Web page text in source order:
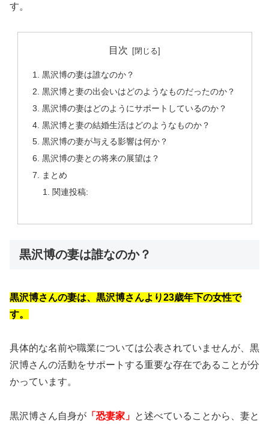
す。
目次
黒沢博の妻は誰なのか？
黒沢博と妻の出会いはどのようなものだったのか？
黒沢博の妻はどのようにサポートしているのか？
黒沢博と妻の結婚生活はどのようなものか？
黒沢博の妻が与える影響は何か？
黒沢博の妻との将来の展望は？
まとめ
関連投稿:
黒沢博の妻は誰なのか？
黒沢博さんの妻は、黒沢博さんより23歳年下の女性で
す。
具体的な名前や職業については公表されていませんが、黒
沢博さんの活動をサポートする重要な存在であることが分
かっています。
黒沢博さん自身が 「恐妻家」 と述べていることから、妻と